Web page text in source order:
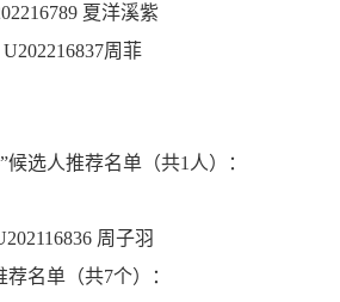
夏洋溪紫
U202216837周菲
候选人推荐名单（共1人）：
周子羽
名单（共7个）：